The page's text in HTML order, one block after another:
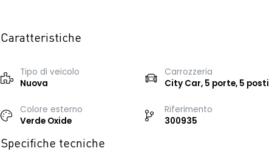
Caratteristiche
Tipo di veicolo
Nuova
Carrozzeria
City Car, 5 porte, 5 posti
Colore esterno
Verde Oxide
Riferimento
300935
Specifiche tecniche